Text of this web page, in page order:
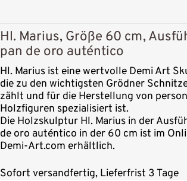
Hl. Marius, Größe 60 cm,
pan de oro auténtico
Hl. Marius ist eine wertvolle Demi Art
die zu den wichtigsten Grödner
zählt und für die Herstellung von
Holzfiguren spezialisiert ist.
Die Holzskulptur Hl. Marius in der
de oro auténtico in der 60 cm ist im
Demi-Art.com erhältlich.
Sofort versandfertig, Lieferfrist 3 Tage